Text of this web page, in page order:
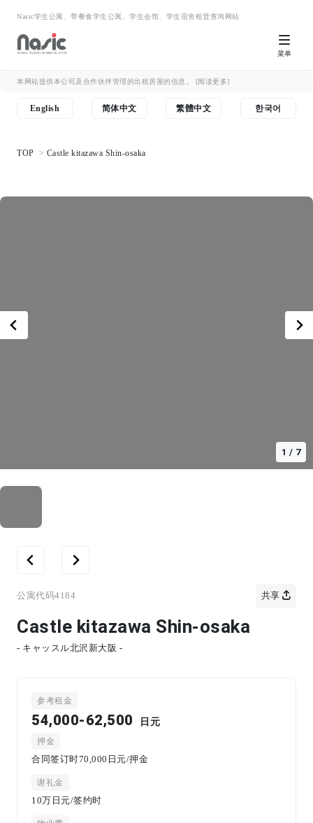
Nasic学生公寓、带餐食学生公寓、学生会馆、学生宿舍租赁查询网站
菜单
本网站提供本公司及合作伙伴管理的出租房屋的信息。 [阅读更多]
English 简体中文 繁體中文 한국어
TOP Castle kitazawa Shin-osaka
1 / 7
公寓代码4184 共享
Castle kitazawa Shin-osaka
- キャッスル北沢新大阪 -
参考租金
54,000-62,500 日元
押金
合同签订时70,000日元/押金
谢礼金
10万日元/签约时